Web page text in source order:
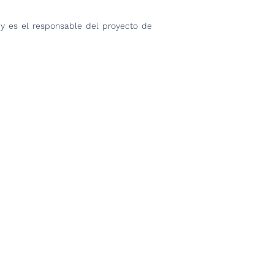
es el responsable del proyecto de